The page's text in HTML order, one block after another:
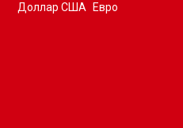
Доллар США
Евро